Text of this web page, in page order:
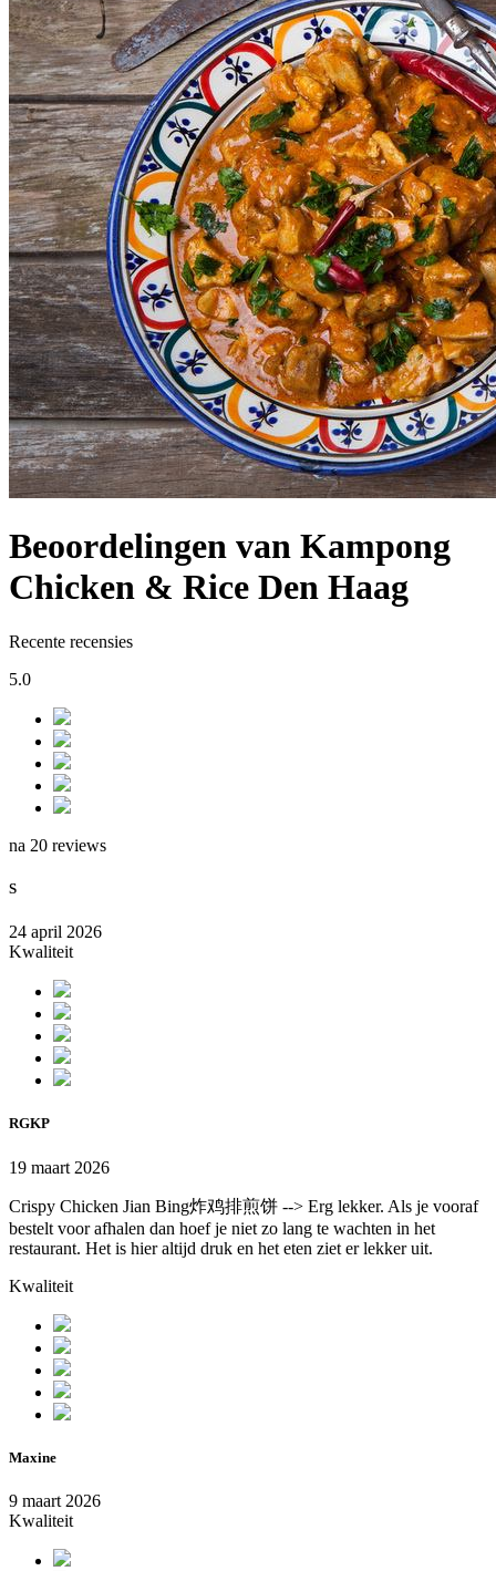
Beoordelingen van Kampong
Chicken & Rice Den Haag
Recente recensies
5.0
na 20 reviews
S
24 april 2026
Kwaliteit
RGKP
19 maart 2026
Crispy Chicken Jian Bing炸鸡排煎饼 --> Erg lekker. Als je vooraf
bestelt voor afhalen dan hoef je niet zo lang te wachten in het
restaurant. Het is hier altijd druk en het eten ziet er lekker uit.
Kwaliteit
Maxine
9 maart 2026
Kwaliteit